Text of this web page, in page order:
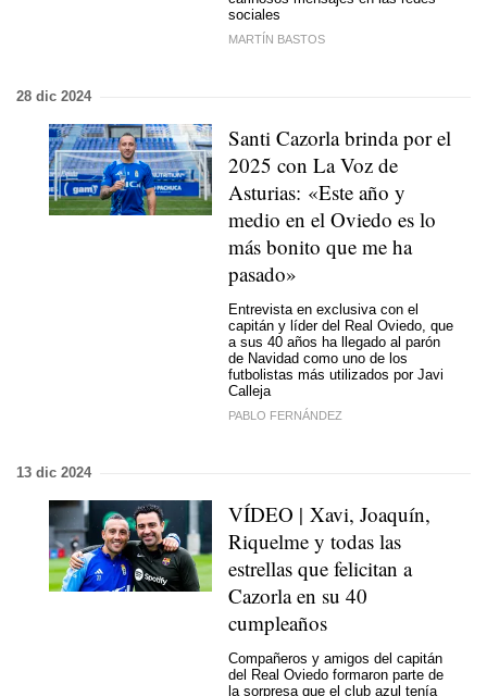
sociales
MARTÍN BASTOS
28 dic 2024
Santi Cazorla brinda por el
2025 con La Voz de
Asturias: «Este año y
medio en el Oviedo es lo
más bonito que me ha
pasado»
Entrevista en exclusiva con el
capitán y líder del Real Oviedo, que
a sus 40 años ha llegado al parón
de Navidad como uno de los
futbolistas más utilizados por Javi
Calleja
PABLO FERNÁNDEZ
13 dic 2024
VÍDEO | Xavi, Joaquín,
Riquelme y todas las
estrellas que felicitan a
Cazorla en su 40
cumpleaños
Compañeros y amigos del capitán
del Real Oviedo formaron parte de
la sorpresa que el club azul tenía